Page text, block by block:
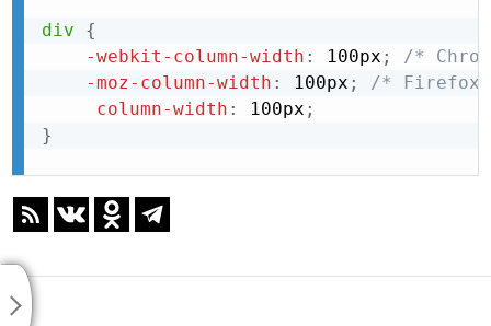
div
{
-webkit-column-width : 100px ;
/*
-moz-column-width : 100px ;
/* Firefox
column-width : 100px ;
}